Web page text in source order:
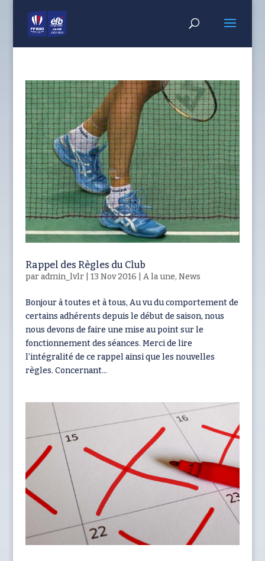
Rappel des Règles du Club
paradmin_lvlr| 13 Nov 2016 A la une, News
Bonjour à toutes et à tous, Au vu du comportement de
certains adhérents depuis le début de saison, nous
nous devons de faire une mise au point sur le
fonctionnement des séances. Merci de lire
l’intégralité de ce rappel ainsi que les nouvelles
règles. Concernant...